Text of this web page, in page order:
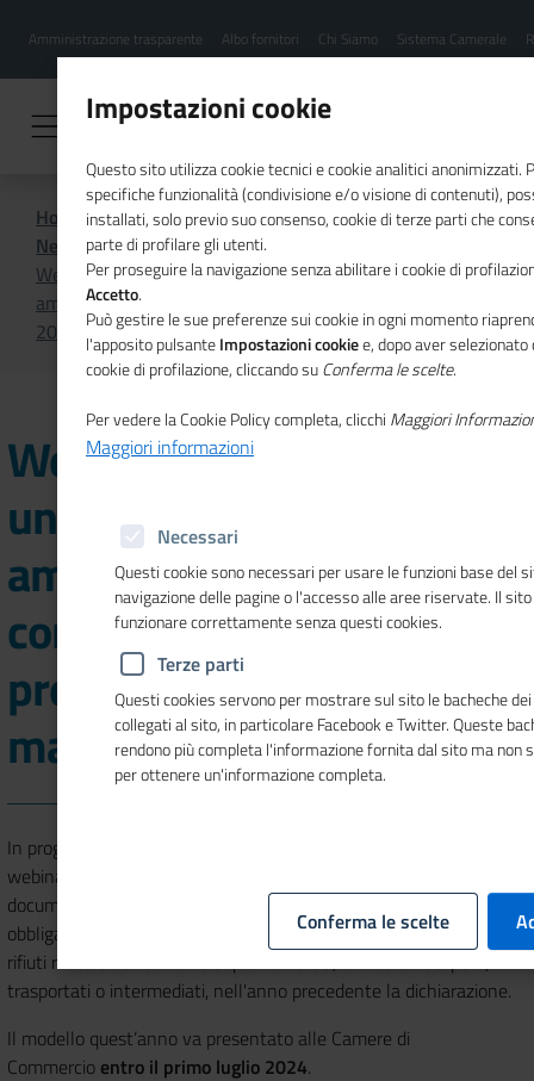
contenuto
Menu
hamburgher
Amministrazione trasparente Albo fornitori Chi Siamo Sistema Camerale
Home CSR
Comunicazione
News di CSR
Webinar "MUD (modello unico di dichiarazione
ambientale): guida alla compilazione e presentazione
2024 (22 maggio)
Webinar "MUD (modello
unico di dichiarazione
ambientale): guida alla
compilazione e
presentazione 2024 (22
maggio)
In programma il prossimo
webinar dedicato alla
documento attraverso il quale devono essere denunciati
obbligatoriamente i rifiuti prodotti dalle attività economiche, i
rifiuti raccolti dal Comune e quelli smaltiti, avviati al recupero,
trasportati o intermediati, nell'anno precedente la dichiarazione.
Il modello quest’anno va presentato alle Camere di
Commercio entro il primo luglio 2024.
Impostazioni cookie
Questo sito utilizza cookie tecnici e cookie analitici anonimizzati.
specifiche funzionalità (condivisione e/o visione di contenuti),
installati, solo previo suo consenso, cookie di terze parti che
parte di profilare gli utenti.
Per proseguire la navigazione senza abilitare i cookie di
Accetto.
Può gestire le sue preferenze sui cookie in ogni momento
l'apposito pulsanteImpostazioni cookiee, dopo aver
cookie di profilazione, cliccando suConferma le scelte.
Per vedere la Cookie Policy completa, clicchi Maggiori
Maggiori informazioni
Necessari
Questi cookie sono necessari per usare le funzioni base del
navigazione delle pagine o l'accesso alle aree riservate. Il
funzionare correttamente senza questi cookies.
Terze parti
Questi cookies servono per mostrare sul sito le bacheche
collegati al sito, in particolare Facebook e Twitter. Queste
rendono più completa l'informazione fornita dal sito ma non
per ottenere un'informazione completa.
Conferma le scelte